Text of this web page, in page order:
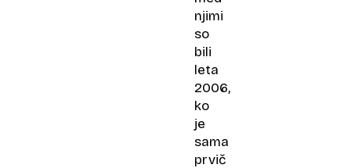
njimi
so
bili
leta
2006,
ko
je
sama
prvič